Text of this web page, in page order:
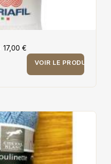
17,00 €
VOIR LE PRODUIT